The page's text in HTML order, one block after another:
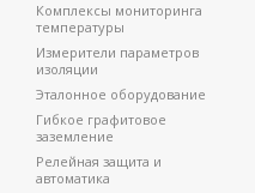
Комплексы мониторинга
температуры
Измерители параметров
изоляции
Эталонное оборудование
Гибкое графитовое
заземление
Релейная защита и
автоматика